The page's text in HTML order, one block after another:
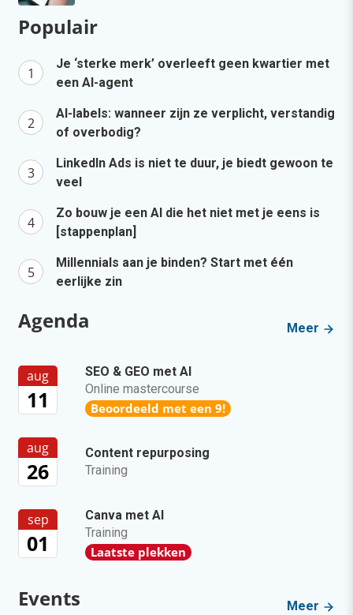
Populair
Je ‘sterke merk’ overleeft geen kwartier met
een AI-agent
AI-labels: wanneer zijn ze verplicht, verstandig
of overbodig?
LinkedIn Ads is niet te duur, je biedt gewoon te
veel
Zo bouw je een AI die het niet met je eens is
[stappenplan]
Millennials aan je binden? Start met één
eerlijke zin
Agenda Meer
aug
11
SEO & GEO met AI
Online mastercourse
Beoordeeld met een 9!
aug
26
Content repurposing
Training
sep
01
Canva met AI
Training
Laatste plekken
Events Meer